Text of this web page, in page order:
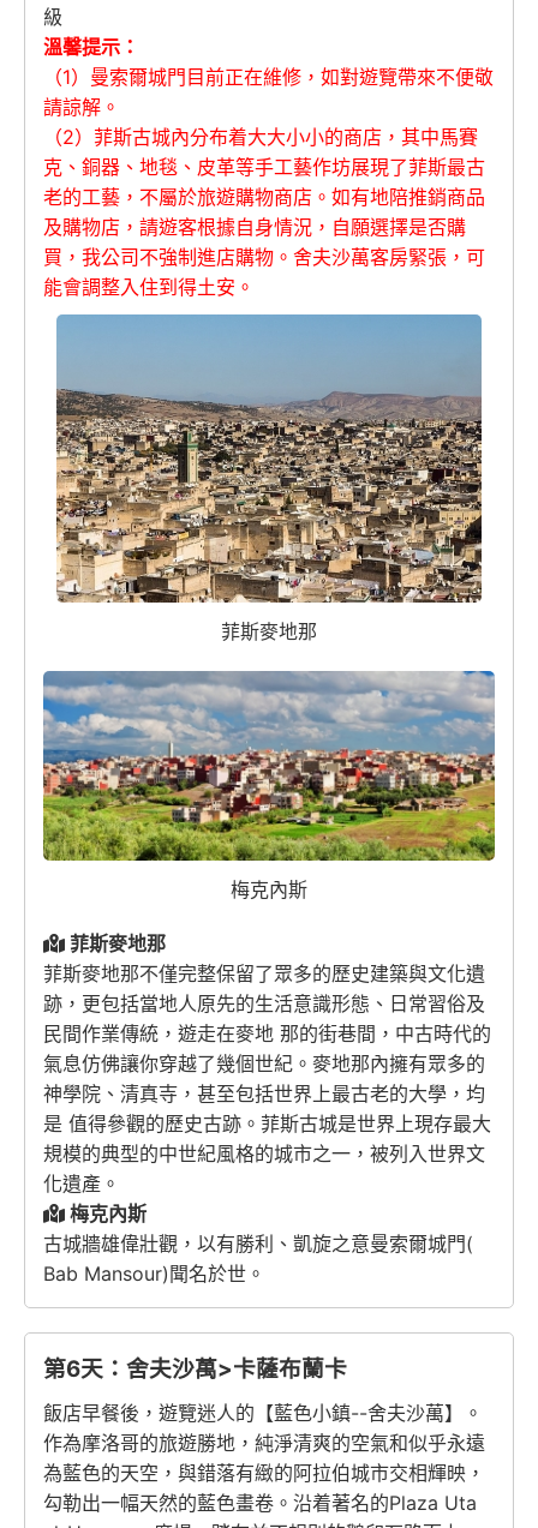
級
溫馨提示：
（1）曼索爾城門目前正在維修，如對遊覽帶來不便敬
請諒解。
（2）菲斯古城內分布着大大小小的商店，其中馬賽
克、銅器、地毯、皮革等手工藝作坊展現了菲斯最古
老的工藝，不屬於旅遊購物商店。如有地陪推銷商品
及購物店，請遊客根據自身情況，自願選擇是否購
買，我公司不強制進店購物。舍夫沙萬客房緊張，可
能會調整入住到得土安。
菲斯麥地那
梅克內斯
菲斯麥地那
菲斯麥地那不僅完整保留了眾多的歷史建築與文化遺
跡，更包括當地人原先的生活意識形態、日常習俗及
民間作業傳統，遊走在麥地 那的街巷間，中古時代的
氣息仿佛讓你穿越了幾個世紀。麥地那內擁有眾多的
神學院、清真寺，甚至包括世界上最古老的大學，均
是 值得參觀的歷史古跡。菲斯古城是世界上現存最大
規模的典型的中世紀風格的城市之一，被列入世界文
化遺產。
梅克內斯
古城牆雄偉壯觀，以有勝利、凱旋之意曼索爾城門(
Bab Mansour)聞名於世。
第6天：舍夫沙萬>卡薩布蘭卡
飯店早餐後，遊覽迷人的【藍色小鎮--舍夫沙萬】。
作為摩洛哥的旅遊勝地，純淨清爽的空氣和似乎永遠
為藍色的天空，與錯落有緻的阿拉伯城市交相輝映，
勾勒出一幅天然的藍色畫卷。沿着著名的Plaza Uta